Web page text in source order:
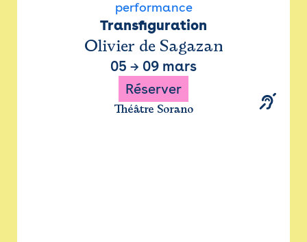
performance
Transfiguration
Olivier de Sagazan
05 → 09 mars
Réserver
Théâtre Sorano